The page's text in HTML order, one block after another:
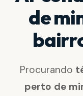
de
Procurando
perto de